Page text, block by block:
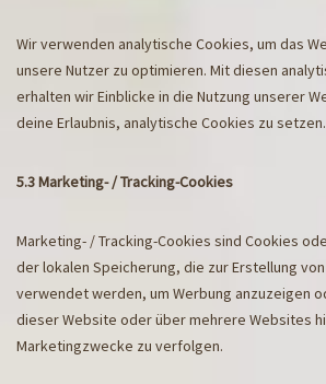
Wir verwenden analytische Cookies, um das
unsere Nutzer zu optimieren. Mit diesen
erhalten wir Einblicke in die Nutzung unserer
deine Erlaubnis, analytische Cookies zu setzen.
5.3 Marketing- / Tracking-Cookies
Marketing- / Tracking-Cookies sind Cookies
der lokalen Speicherung, die zur Erstellung
verwendet werden, um Werbung anzuzeigen
dieser Website oder über mehrere Websites
Marketingzwecke zu verfolgen.